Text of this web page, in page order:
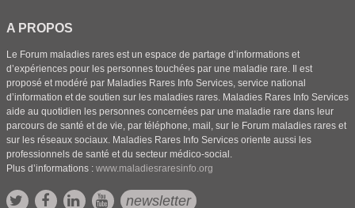
A PROPOS
Le Forum maladies rares est un espace de partage d’informations et
d’expériences pour les personnes touchées par une maladie rare. Il est
proposé et modéré par Maladies Rares Info Services, service national
d’information et de soutien sur les maladies rares. Maladies Rares Info Services
aide au quotidien les personnes concernées par une maladie rare dans leur
parcours de santé et de vie, par téléphone, mail, sur le Forum maladies rares et
sur les réseaux sociaux. Maladies Rares Info Services oriente aussi les
professionnels de santé et du secteur médico-social.
Plus d’informations : www.maladiesraresinfo.org
newsletter